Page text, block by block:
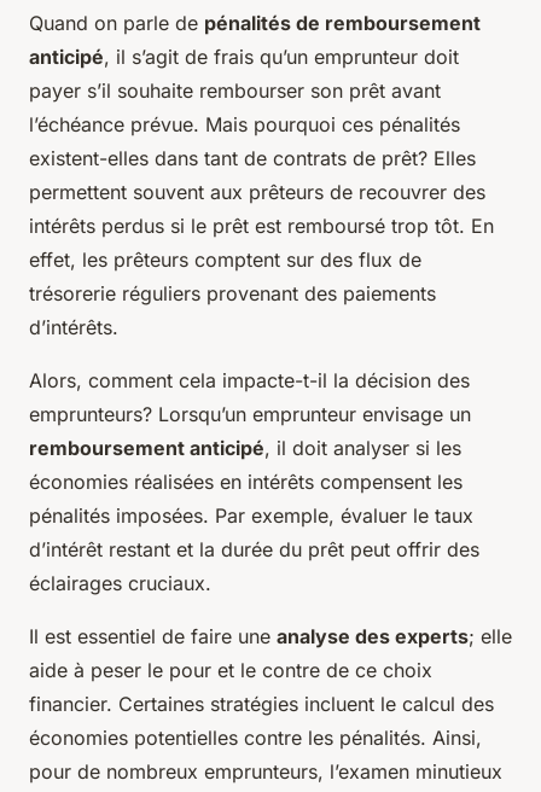
Quand on parle de pénalités de remboursement
anticipé, il s’agit de frais qu’un emprunteur doit
payer s’il souhaite rembourser son prêt avant
l’échéance prévue. Mais pourquoi ces pénalités
existent-elles dans tant de contrats de prêt? Elles
permettent souvent aux prêteurs de recouvrer des
intérêts perdus si le prêt est remboursé trop tôt. En
effet, les prêteurs comptent sur des flux de
trésorerie réguliers provenant des paiements
d’intérêts.
Alors, comment cela impacte-t-il la décision des
emprunteurs? Lorsqu’un emprunteur envisage un
remboursement anticipé, il doit analyser si les
économies réalisées en intérêts compensent les
pénalités imposées. Par exemple, évaluer le taux
d’intérêt restant et la durée du prêt peut offrir des
éclairages cruciaux.
Il est essentiel de faire une analyse des experts; elle
aide à peser le pour et le contre de ce choix
financier. Certaines stratégies incluent le calcul des
économies potentielles contre les pénalités. Ainsi,
pour de nombreux emprunteurs, l’examen minutieux